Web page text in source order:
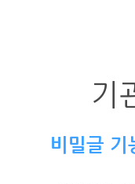
기
비밀글 기